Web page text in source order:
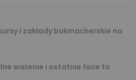
i zakłady bukmacherskie na
ważenie i ostatnie face to